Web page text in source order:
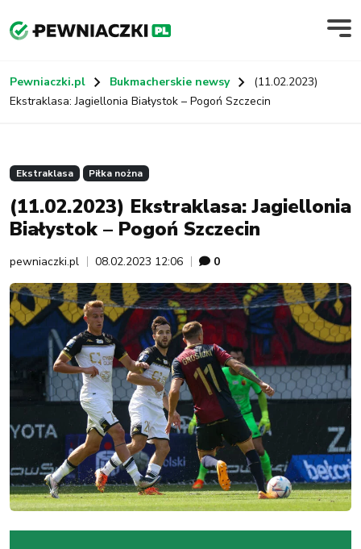
Pewniaczki.pl Bukmacherskie newsy
(11.02.2023)
Ekstraklasa: Jagiellonia Białystok – Pogoń Szczecin
Ekstraklasa Piłka nożna
(11.02.2023) Ekstraklasa: Jagiellonia
Białystok – Pogoń Szczecin
pewniaczki.pl 08.02.2023 12:06 0